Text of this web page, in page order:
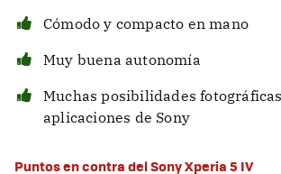
Cómodo y compacto en mano
Muy buena autonomía
Muchas posibilidades
aplicaciones de Sony
Puntos en contra del Sony Xperia 5 IV